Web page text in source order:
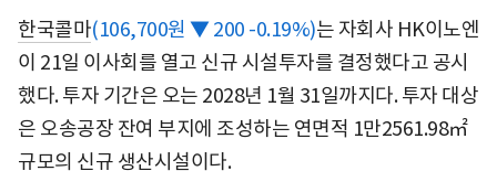
한국콜마(106,700원 ▼ 200 -0.19%)는 자회사 HK이노엔
이 21일 이사회를 열고 신규 시설투자를 결정했다고 공시
했다. 투자 기간은 오는 2028년 1월 31일까지다. 투자 대상
은 오송공장 잔여 부지에 조성하는 연면적 1만2561.98㎡
규모의 신규 생산시설이다.